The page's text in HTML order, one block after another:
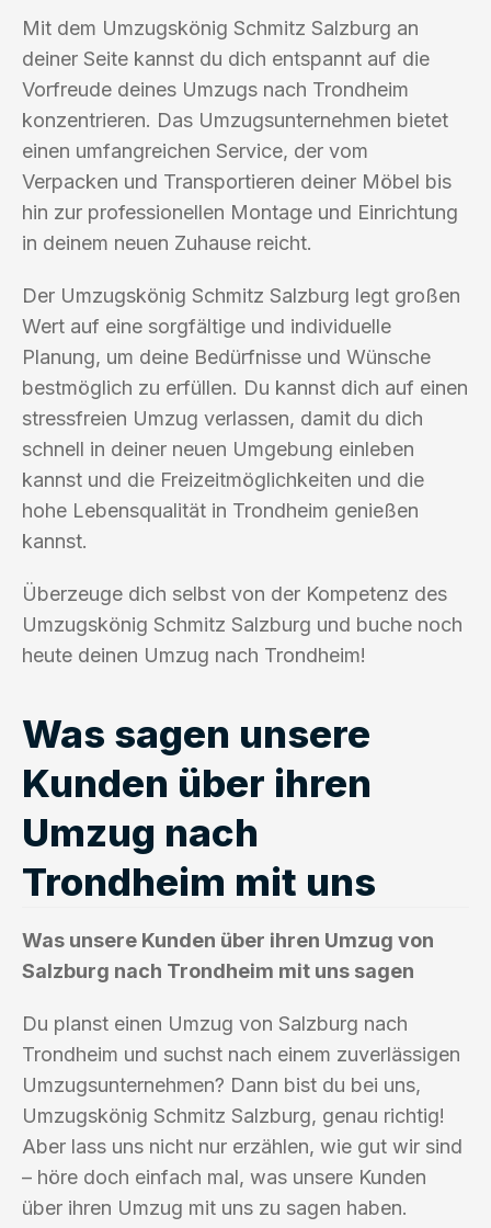
Mit dem Umzugskönig Schmitz Salzburg an
deiner Seite kannst du dich entspannt auf die
Vorfreude deines Umzugs nach Trondheim
konzentrieren. Das Umzugsunternehmen bietet
einen umfangreichen Service, der vom
Verpacken und Transportieren deiner Möbel bis
hin zur professionellen Montage und Einrichtung
in deinem neuen Zuhause reicht.
Der Umzugskönig Schmitz Salzburg legt großen
Wert auf eine sorgfältige und individuelle
Planung, um deine Bedürfnisse und Wünsche
bestmöglich zu erfüllen. Du kannst dich auf einen
stressfreien Umzug verlassen, damit du dich
schnell in deiner neuen Umgebung einleben
kannst und die Freizeitmöglichkeiten und die
hohe Lebensqualität in Trondheim genießen
kannst.
Überzeuge dich selbst von der Kompetenz des
Umzugskönig Schmitz Salzburg und buche noch
heute deinen Umzug nach Trondheim!
Was sagen unsere
Kunden über ihren
Umzug nach
Trondheim mit uns
Was unsere Kunden über ihren Umzug von
Salzburg nach Trondheim mit uns sagen
Du planst einen Umzug von Salzburg nach
Trondheim und suchst nach einem zuverlässigen
Umzugsunternehmen? Dann bist du bei uns,
Umzugskönig Schmitz Salzburg, genau richtig!
Aber lass uns nicht nur erzählen, wie gut wir sind
– höre doch einfach mal, was unsere Kunden
über ihren Umzug mit uns zu sagen haben.